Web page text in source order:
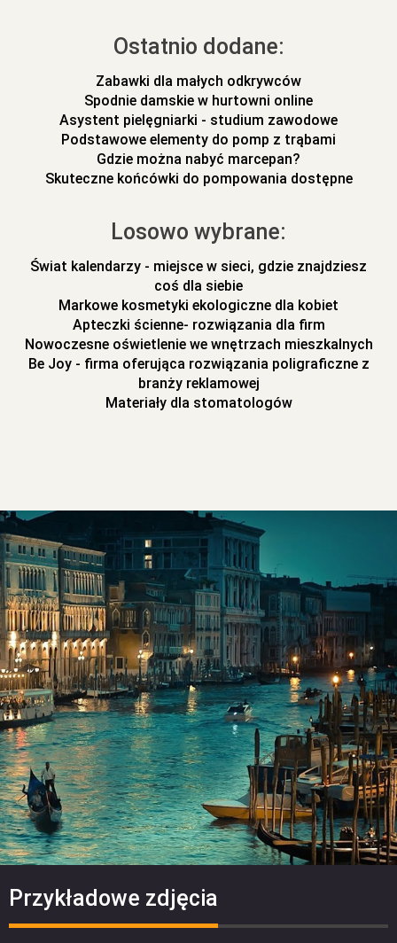
Ostatnio dodane:
Zabawki dla małych odkrywców
Spodnie damskie w hurtowni online
Asystent pielęgniarki - studium zawodowe
Podstawowe elementy do pomp z trąbami
Gdzie można nabyć marcepan?
Skuteczne końcówki do pompowania dostępne
Losowo wybrane:
Świat kalendarzy - miejsce w sieci, gdzie znajdziesz
coś dla siebie
Markowe kosmetyki ekologiczne dla kobiet
Apteczki ścienne- rozwiązania dla firm
Nowoczesne oświetlenie we wnętrzach mieszkalnych
Be Joy - firma oferująca rozwiązania poligraficzne z
branży reklamowej
Materiały dla stomatologów
Przykładowe zdjęcia